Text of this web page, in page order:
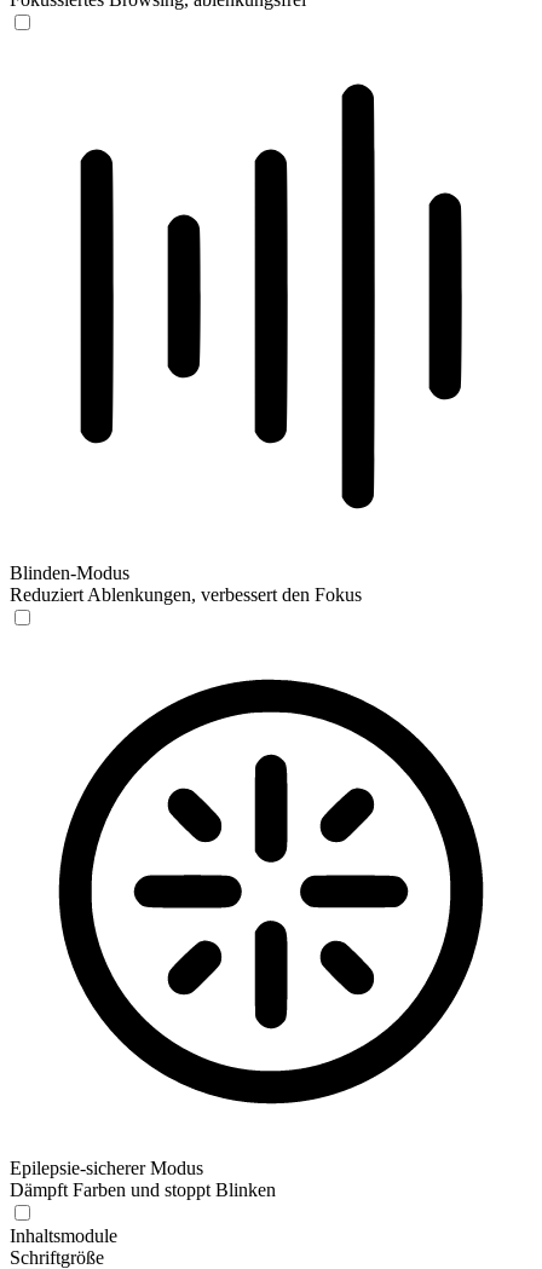
Blinden-Modus
Reduziert Ablenkungen, verbessert den Fokus
Epilepsie-sicherer Modus
Dämpft Farben und stoppt Blinken
Inhaltsmodule
Schriftgröße